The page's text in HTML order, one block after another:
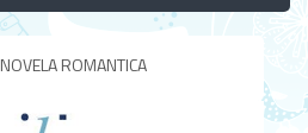
NOVELA ROMANTICA